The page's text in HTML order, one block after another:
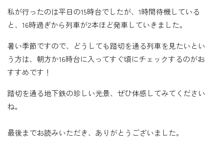
私が行ったのは平日の15時台でしたが、1時間待機している
と、16時過ぎから列車が2本ほど発車していきました。
暑い季節ですので、どうしても踏切を通る列車を見たいとい
う方は、朝方か16時台に入ってすぐ頃にチェックするのがお
すすめです！
踏切を通る地下鉄の珍しい光景、ぜひ体感してみてください
ね。
最後までお読みいただき、ありがとうございました。